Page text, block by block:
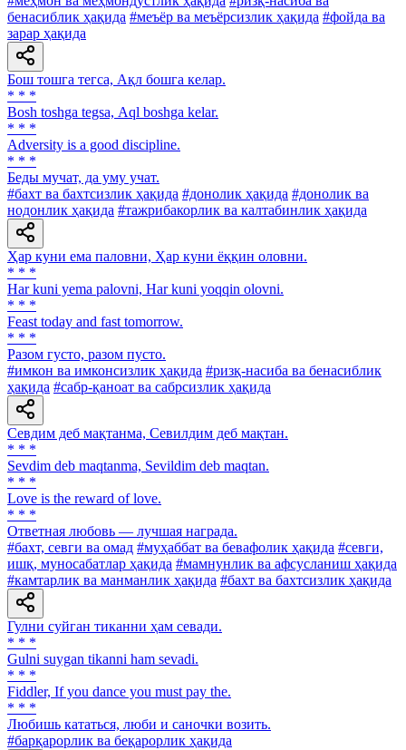
бенасиблик ҳақида #меъёр ва меъёрсизлик ҳақида #фойда ва
зарар ҳақида
Бош тошга тегса, Ақл бошга келар.
* * *
Bosh toshga tegsa, Аql boshga kelar.
* * *
Adversity is a good discipline.
* * *
Беды мучат, да уму учат.
#бахт ва бахтсизлик ҳақида #донолик ҳақида #донолик ва
нодонлик ҳақида #тажрибакорлик ва калтабинлик ҳақида
Ҳар куни ема паловни, Ҳар куни ёққин оловни.
* * *
Har kuni yema palovni, Har kuni yoqqin olovni.
* * *
Feast today and fast tomorrow.
* * *
Разом густо, разом пусто.
#имкон ва имконсизлик ҳақида #ризқ-насиба ва бенасиблик
ҳақида #сабр-қаноат ва сабрсизлик ҳақида
Севдим деб мақтанма, Севилдим деб мақтан.
* * *
Sevdim deb maqtanma, Sevildim deb maqtan.
* * *
Love is the reward of love.
* * *
Ответная любовь — лучшая награда.
#бахт, севги ва омад #муҳаббат ва бевафолик ҳақида #севги,
ишқ, муносабатлар ҳақида #мамнунлик ва афсусланиш ҳақида
#камтарлик ва манманлик ҳақида #бахт ва бахтсизлик ҳақида
Гулни суйган тиканни ҳам севади.
* * *
Gulni suygan tikanni ham sevadi.
* * *
Fiddler, If you dance you must pay the.
* * *
Любишь кататься, люби и саночки возить.
#барқарорлик ва беқарорлик ҳақида